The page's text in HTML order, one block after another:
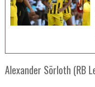
Alexander Sörloth (RB